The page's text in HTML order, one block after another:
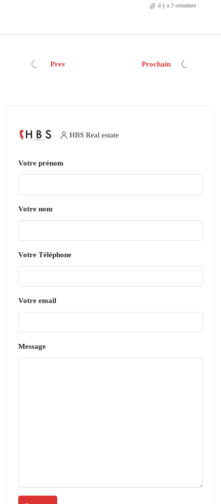
il y a 3 semaines
Prev Prochain
HBS Real estate
Votre prénom
Votre nom
Votre Téléphone
Votre email
Message